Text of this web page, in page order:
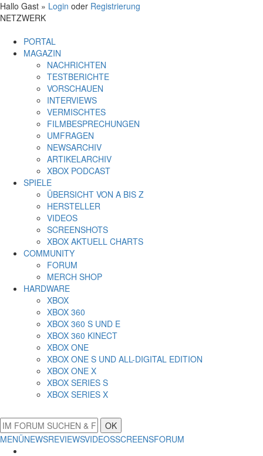
Hallo Gast » Login oder Registrierung
NETZWERK
PORTAL
MAGAZIN
NACHRICHTEN
TESTBERICHTE
VORSCHAUEN
INTERVIEWS
VERMISCHTES
FILMBESPRECHUNGEN
UMFRAGEN
NEWSARCHIV
ARTIKELARCHIV
XBOX PODCAST
SPIELE
ÜBERSICHT VON A BIS Z
HERSTELLER
VIDEOS
SCREENSHOTS
XBOX AKTUELL CHARTS
COMMUNITY
FORUM
MERCH SHOP
HARDWARE
XBOX
XBOX 360
XBOX 360 S UND E
XBOX 360 KINECT
XBOX ONE
XBOX ONE S UND ALL-DIGITAL EDITION
XBOX ONE X
XBOX SERIES S
XBOX SERIES X
OK
MENÜNEWSREVIEWSVIDEOSSCREENSFORUM